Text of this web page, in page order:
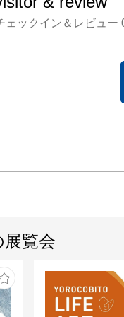
ェックイン＆レビュー
覧会